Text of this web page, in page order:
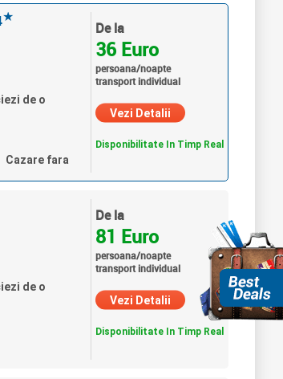
De la
36 Euro
persoana/noapte
transport individual
Vezi Detalii
Disponibilitate In Timp Real
★
de o
Cazare fara
De la
81 Euro
persoana/noapte
transport individual
Vezi Detalii
Disponibilitate In Timp Real
de o